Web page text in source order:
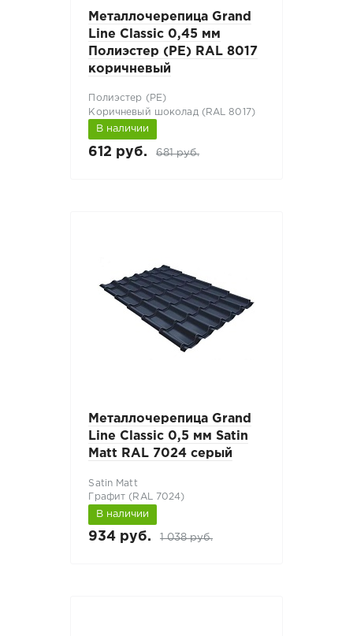
Металлочерепица Grand
Line Classic 0,45 мм
Полиэстер (PE) RAL 8017
коричневый
Полиэстер (РЕ)
Коричневый шоколад (RAL 8017)
В наличии
612 руб. 681 руб.
Металлочерепица Grand
Line Classic 0,5 мм Satin
Matt RAL 7024 серый
Satin Matt
Графит (RAL 7024)
В наличии
934 руб. 1 038 руб.